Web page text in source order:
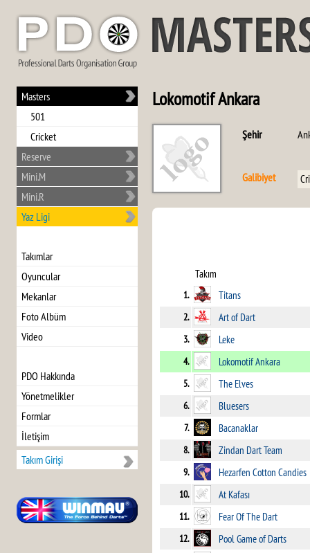
Masters
501
Cricket
Reserve
Mini.M
Mini.R
Yaz Ligi
Takımlar
Oyuncular
Mekanlar
Foto Albüm
Video
PDO Hakkında
Yönetmelikler
Formlar
İletişim
Takım Girişi
Lokomotif Ankara
Şehir
Galibiyet
Takım
1. Titans
2. Art of Dart
3. Leke
4. Lokomotif Ankara
5. The Elves
6. Bluesers
7. Bacanaklar
8. Zindan Dart Team
9. Hezarfen Cotton Candies
10. At Kafası
11. Fear Of The Dart
12. Pool Game of Darts